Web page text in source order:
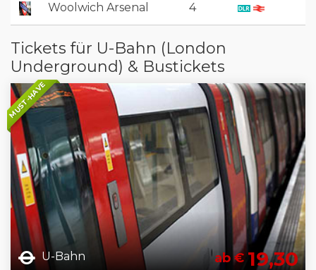
Woolwich Arsenal 4
Tickets für U-Bahn (London
Underground) & Bustickets
MUST-HAVE
U-Bahn ab €19,30